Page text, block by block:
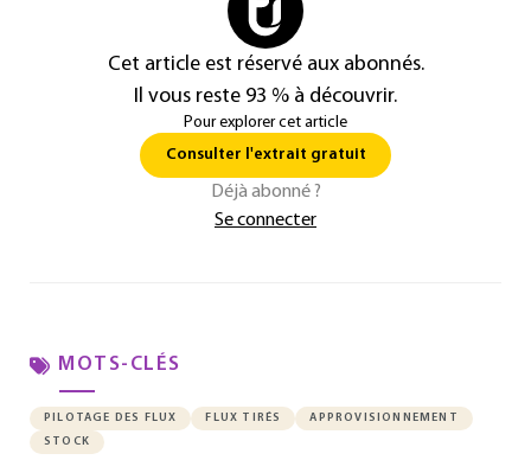
Cet article est réservé aux abonnés.
Il vous reste 93 % à découvrir.
Pour explorer cet article
Consulter l'extrait gratuit
Déjà abonné ?
Se connecter
MOTS-CLÉS
PILOTAGE DES FLUX FLUX TIRÉS
APPROVISIONNEMENT
STOCK